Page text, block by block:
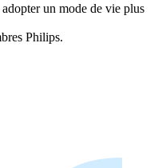
un mode de vie plus
Philips.